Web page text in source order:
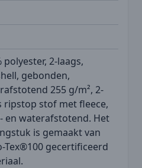
polyester, 2-laags,
gebonden,
255 g/m², 2-
ripstop stof met fleece,
en waterafstotend. Het
is gemaakt van
Tex®100 gecertificeerd